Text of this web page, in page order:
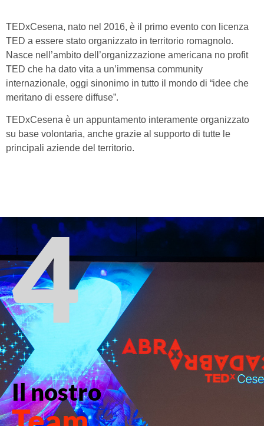
TEDxCesena, nato nel 2016, è il primo evento con licenza
TED a essere stato organizzato in territorio romagnolo.
Nasce nell’ambito dell’organizzazione americana no profit
TED che ha dato vita a un’immensa community
internazionale, oggi sinonimo in tutto il mondo di “idee che
meritano di essere diffuse”.
TEDxCesena è un appuntamento interamente organizzato
su base volontaria, anche grazie al supporto di tutte le
principali aziende del territorio.
4
Il nostro